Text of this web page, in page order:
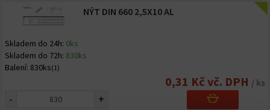
NÝT DIN 660 2,5X10 AL
Skladem do 24h: 0ks
Skladem do 72h: 830ks
Balení: 830ks(1)
0,31 Kč vč. DPH / ks
- +